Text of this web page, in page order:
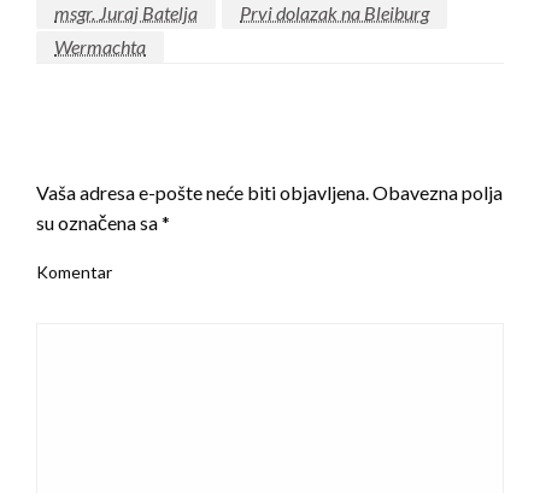
msgr. Juraj Batelja
Prvi dolazak na Bleiburg
Wermachta
Vaša adresa e-pošte neće biti objavljena.Obavezna polja
su označena sa*
Komentar